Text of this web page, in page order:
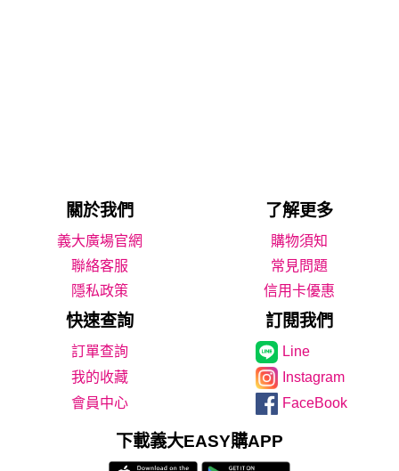
關於我們 了解更多
義大廣場官網
購物須知
聯絡客服
常見問題
隱私政策
信用卡優惠
快速查詢 訂閱我們
Line
我的收藏
Instagram
會員中心
FaceBook
下載義大EASY購APP